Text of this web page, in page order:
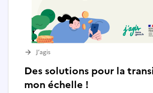
Des solutions pour la
mon échelle !
J’agis